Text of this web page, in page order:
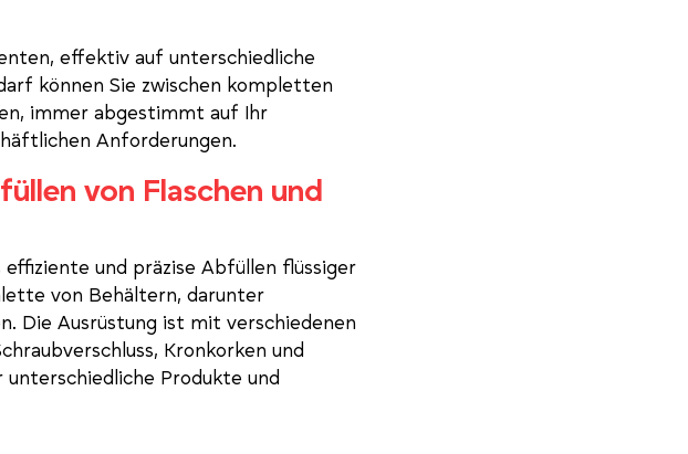
effektiv auf unterschiedliche
können Sie zwischen kompletten
immer abgestimmt auf Ihr
Anforderungen.
von Flaschen und
und präzise Abfüllen flüssiger
von Behältern, darunter
Die Ausrüstung ist mit verschiedenen
Kronkorken und
Produkte und